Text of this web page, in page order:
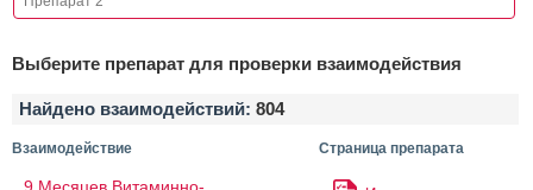
Выберите препарат для проверки взаимодействия
Найдено взаимодействий: 804
Взаимодействие Страница препарата